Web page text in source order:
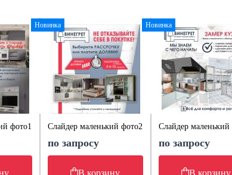
фото1
Новинка
Слайдер маленький фото2
по запросу
Новинка
Слайдер маленький
по запросу